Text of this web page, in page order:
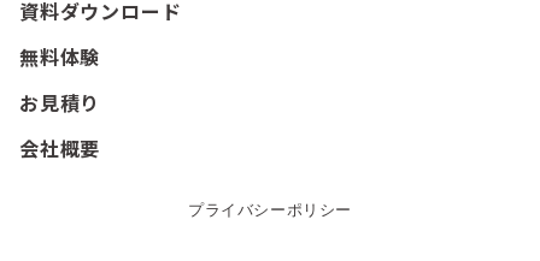
資料ダウンロード
無料体験
お見積り
会社概要
プライバシーポリシー